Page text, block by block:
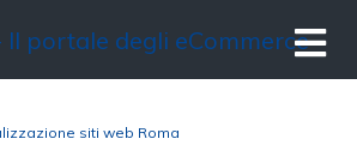
siti web Roma